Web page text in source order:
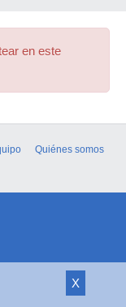
en este
X
Quiénes somos